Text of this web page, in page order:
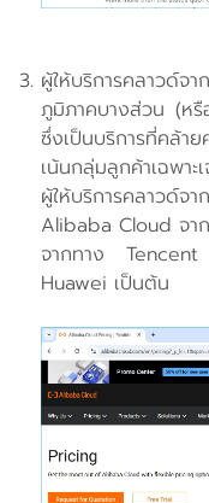
ผู้ให้บริการคลาวด์จ
ภูมิภาคบางส่วน (ห
ซึ่งเป็นบริการที่คล้
เน้นกลุ่มลูกค้าเฉพาะ
ผู้ให้บริการคลาว
Alibaba Cloud จา
จากทาง
Huawei เป็นต้น